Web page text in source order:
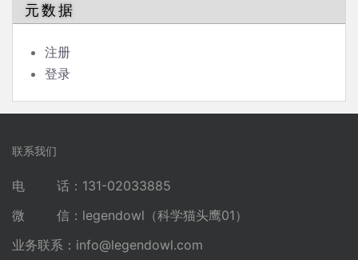
元数据
注册
登录
联系我们
电 话：131-02033885
微 信：legendowl（科学猫头鹰01）
业务联系： info@legendowl.com